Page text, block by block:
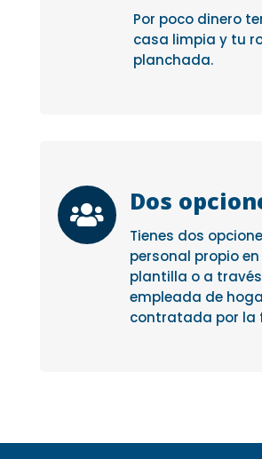
Por poco dinero
casa limpia y tu
planchada.
 Dos
Tienes dos
personal propio
plantilla o a
empleada de
contratada por la